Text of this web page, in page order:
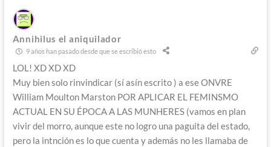
Annihilus el aniquilador
9 años han pasado desde que se escribió esto
LOL! XD XD XD
Muy bien solo rinvindicar (sí asín escrito ) a ese ONVRE
William Moulton Marston POR APLICAR EL FEMINSMO
ACTUAL EN SU ÉPOCA A LAS MUNHERES (vamos en plan
vivir del morro, aunque este no logro una paguita del estado,
pero la intnción es lo que cuenta y además no les llamaba de